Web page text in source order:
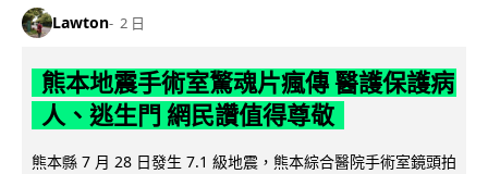
Lawton 2 日
熊本地震手術室驚魂片瘋傳 醫護保護病
人、逃生門 網民讚值得尊敬
熊本縣 7 月 28 日發生 7.1 級地震，熊本綜合醫院手術室鏡頭拍